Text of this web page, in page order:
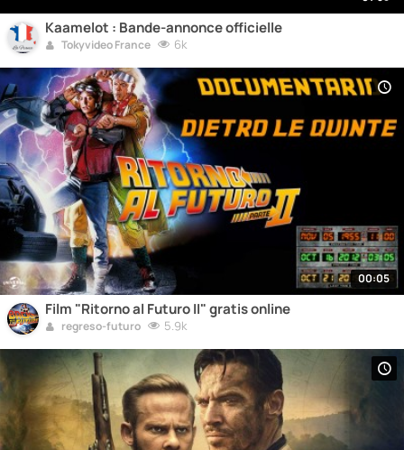
Kaamelot : Bande-annonce officielle
Tokyvideo France 6k
00:05
Film "Ritorno al Futuro II" gratis online
regreso-futuro 5.9k